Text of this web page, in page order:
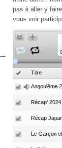
pas à aller y
vous voir
Titre
Angoulême
Récap’ 2024
Récap